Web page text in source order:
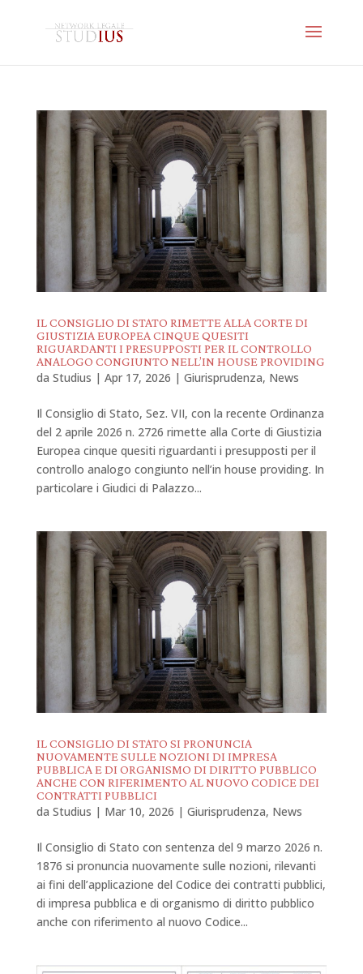
IL CONSIGLIO DI STATO RIMETTE ALLA CORTE DI
GIUSTIZIA EUROPEA CINQUE QUESITI
RIGUARDANTI I PRESUPPOSTI PER IL CONTROLLO
ANALOGO CONGIUNTO NELL’IN HOUSE PROVIDING
da Studius | Apr 17, 2026 | Giurisprudenza, News
Il Consiglio di Stato, Sez. VII, con la recente Ordinanza
del 2 aprile 2026 n. 2726 rimette alla Corte di Giustizia
Europea cinque quesiti riguardanti i presupposti per il
controllo analogo congiunto nell’in house providing. In
particolare i Giudici di Palazzo...
IL CONSIGLIO DI STATO SI PRONUNCIA
NUOVAMENTE SULLE NOZIONI DI IMPRESA
PUBBLICA E DI ORGANISMO DI DIRITTO PUBBLICO
ANCHE CON RIFERIMENTO AL NUOVO CODICE DEI
CONTRATTI PUBBLICI
da Studius | Mar 10, 2026 | Giurisprudenza, News
Il Consiglio di Stato con sentenza del 9 marzo 2026 n.
1876 si pronuncia nuovamente sulle nozioni, rilevanti
ai fini dell’applicazione del Codice dei contratti pubblici,
di impresa pubblica e di organismo di diritto pubblico
anche con riferimento al nuovo Codice...